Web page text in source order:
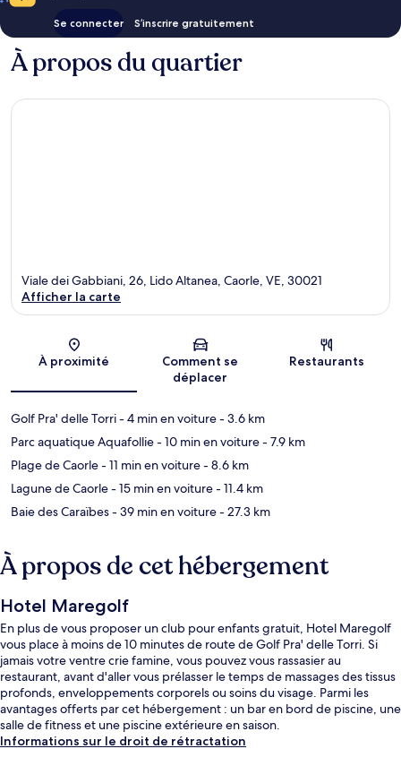
Se connecter S’inscrire gratuitement
À propos du quartier
Carte
Viale dei Gabbiani, 26, Lido Altanea, Caorle, VE, 30021
Afficher la carte
À proximité
Comment se
déplacer
Restaurants
Golf Pra' delle Torri- 4 min en voiture- 3.6 km
Parc aquatique Aquafollie- 10 min en voiture- 7.9 km
Plage de Caorle- 11 min en voiture- 8.6 km
Lagune de Caorle- 15 min en voiture- 11.4 km
Baie des Caraïbes- 39 min en voiture- 27.3 km
À propos de cet hébergement
Hotel Maregolf
En plus de vous proposer un club pour enfants gratuit, Hotel Maregolf
vous place à moins de 10 minutes de route de Golf Pra' delle Torri. Si
jamais votre ventre crie famine, vous pouvez vous rassasier au
restaurant, avant d'aller vous prélasser le temps de massages des tissus
profonds, enveloppements corporels ou soins du visage. Parmi les
avantages offerts par cet hébergement : un bar en bord de piscine, une
salle de fitness et une piscine extérieure en saison.
Informations sur le droit de rétractation